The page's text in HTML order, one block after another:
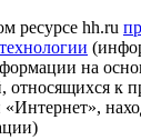
ресурсе hh.ru
на
относящихся к
«Интернет»,